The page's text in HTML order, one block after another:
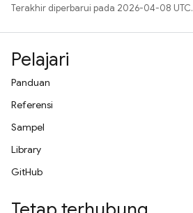
Terakhir diperbarui pada 2026-04-08 UTC.
Pelajari
Panduan
Referensi
Sampel
Library
GitHub